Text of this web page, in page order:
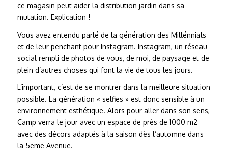
ce magasin peut aider la distribution jardin dans sa
mutation. Explication !
Vous avez entendu parlé de la génération des Millénnials
et de leur penchant pour Instagram. Instagram, un réseau
social rempli de photos de vous, de moi, de paysage et de
plein d’autres choses qui font la vie de tous les jours.
L’important, c’est de se montrer dans la meilleure situation
possible. La génération « selfies » est donc sensible à un
environnement esthétique. Alors pour aller dans son sens,
Camp verra le jour avec un espace de près de 1000 m2
avec des décors adaptés à la saison dès l’automne dans
la 5eme Avenue.